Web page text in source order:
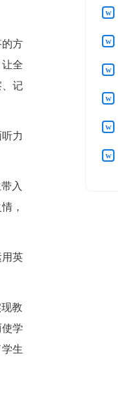
方
全
记
力
入
，
英
教
学
生